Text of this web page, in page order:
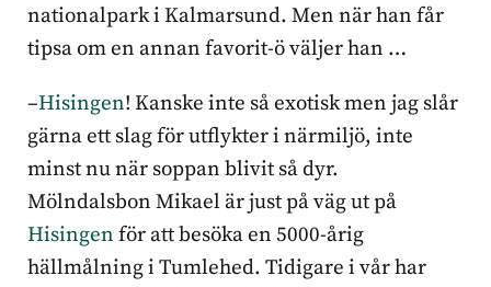
nationalpark i Kalmarsund. Men när han får
tipsa om en annan favorit-ö väljer han …
–Hisingen! Kanske inte så exotisk men jag slår
gärna ett slag för utflykter i närmiljö, inte
minst nu när soppan blivit så dyr.
Mölndalsbon Mikael är just på väg ut på
Hisingen för att besöka en 5000-årig
hällmålning i Tumlehed. Tidigare i vår har